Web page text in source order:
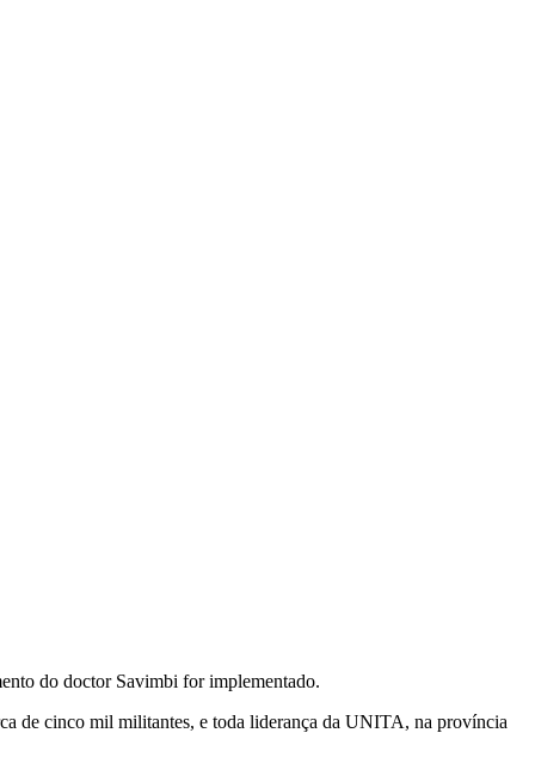
do doctor Savimbi for implementado.
de cinco mil militantes, e toda liderança da UNITA, na província